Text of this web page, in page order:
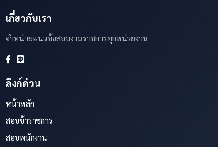
เกี่ยวกับเรา
จำหน่ายแนวข้อสอบงานราชการทุกหน่วยงาน
ลิงก์ด่วน
หน้าหลัก
สอบข้าราชการ
สอบพนักงาน